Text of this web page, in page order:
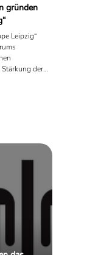
gründen
Leipzig“
der
Gruppierung
Ziel ist es,
Autoren